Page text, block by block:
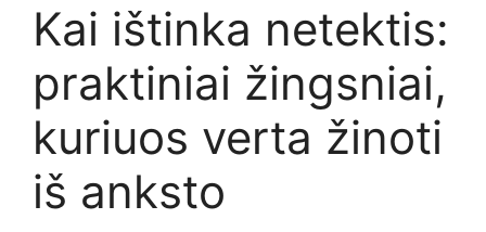
Kai ištinka netektis:
praktiniai žingsniai,
kuriuos verta žinoti
iš anksto